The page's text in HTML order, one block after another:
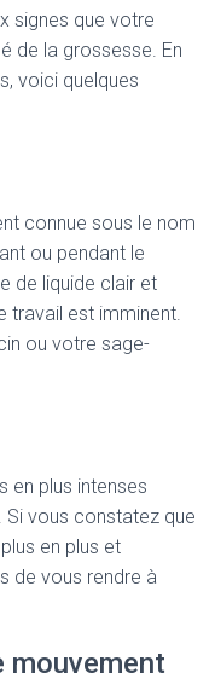
signes que votre
de la grossesse. En
voici quelques
connue sous le nom
ou pendant le
de liquide clair et
travail est imminent.
ou votre sage-
en plus intenses
Si vous constatez que
en plus et
de vous rendre à
mouvement